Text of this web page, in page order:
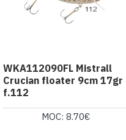
WKA112090FL Mistrall
Crucian floater 9cm 17gr
f.112
MOC: 8.70€